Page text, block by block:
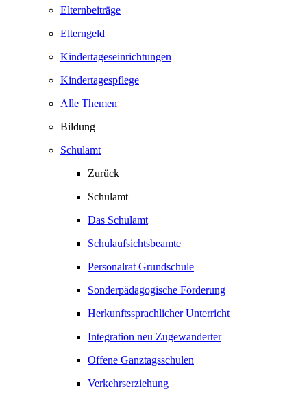
Elternbeiträge
Elterngeld
Kindertageseinrichtungen
Kindertagespflege
Alle Themen
Bildung
Schulamt
Zurück
Schulamt
Das Schulamt
Schulaufsichtsbeamte
Personalrat Grundschule
Sonderpädagogische Förderung
Herkunftssprachlicher Unterricht
Integration neu Zugewanderter
Offene Ganztagsschulen
Verkehrserziehung